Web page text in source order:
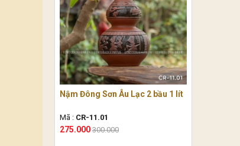
Nậm Đông Sơn Âu Lạc 2 bầu 1 lít
Mã : CR-11.01
275.000 300.000